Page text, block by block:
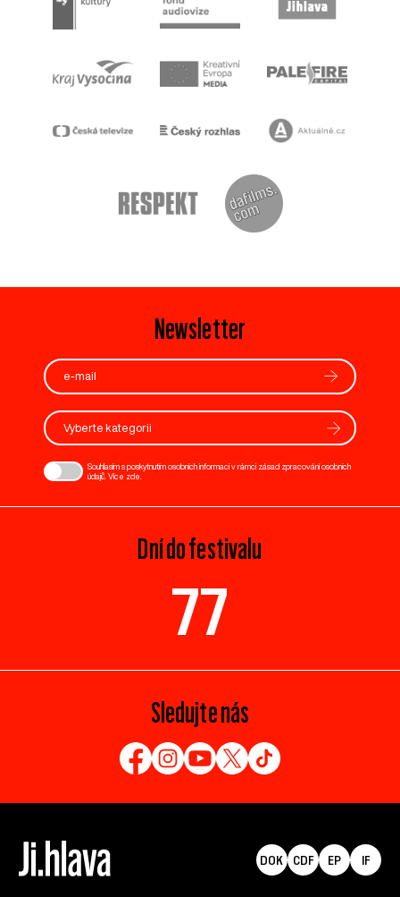
Newsletter
Vyberte kategorii
Souhlasím s poskytnutím osobních informací v rámci zásad zpracování osobních
údajů. Více zde
Dní do festivalu
77
Sledujte nás
DOK CDF EP IF